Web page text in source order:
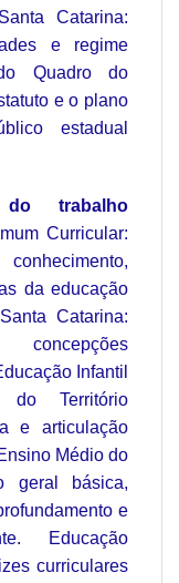
Catarina:
e regime
Quadro do
e o plano
estadual
trabalho
Curricular:
da educação
Catarina:
Infantil
Território
e articulação
Médio do
geral básica,
e
Educação
curriculares